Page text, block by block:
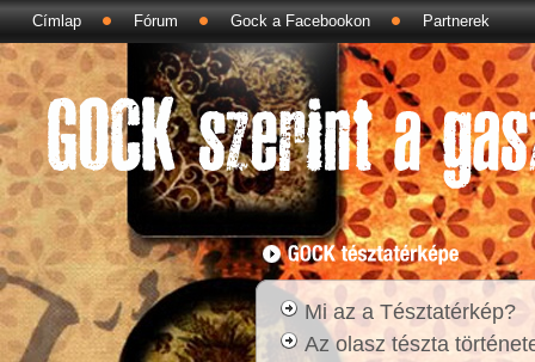
Címlap Fórum Gock a Facebookon Partnerek
Mi az a Tésztatérkép?
Az olasz tészta